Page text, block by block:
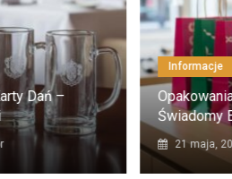
Informacje
Opakowania A Wizerunek Firmy –
Świadomy Ekologicznie
21 maja, 2026 Redaktor